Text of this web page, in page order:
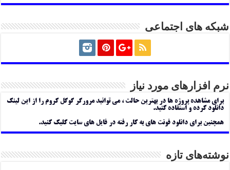
شبکه های اجتماعی
نرم افزارهای مورد نیاز
برای مشاهده پروژه ها در بهترین حالت ، می توانید مرورگر گوگل کروم را از این لینک
دانلود کرده و استفاده کنید.
همچنین برای دانلود فونت های به کار رفته در فایل های سایت کلیک کنید.
نوشته‌های تازه